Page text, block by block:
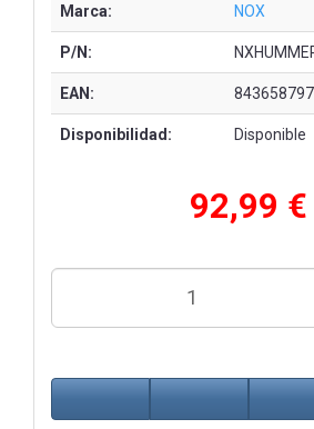
Marca: NOX
P/N:
EAN:
Disponibilidad: Disponible
92,99 €